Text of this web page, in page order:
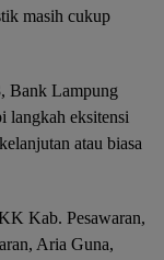
masih cukup
Bank Lampung
langkah eksitensi
atau biasa
Kab. Pesawaran,
Aria Guna,